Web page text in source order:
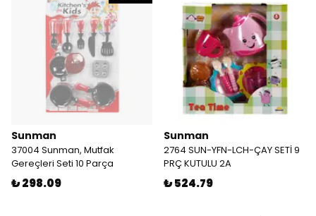
Sunman
37004 Sunman, Mutfak
Gereçleri Seti 10 Parça
₺ 298.09
Sunman
2764 SUN-YFN-LCH-ÇAY SETİ 9
PRÇ KUTULU 2A
₺ 524.79